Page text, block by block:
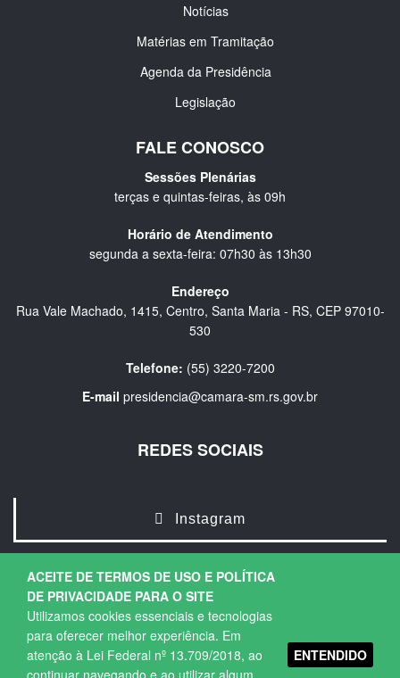
ACEITE DE TERMOS DE USO E POLÍTICA
DE PRIVACIDADE PARA O SITE
Utilizamos cookies essenciais e tecnologias
para oferecer melhor experiência. Em
atenção à Lei Federal nº 13.709/2018, ao
continuar navegando e ao utilizar algum
ENTENDIDO
Notícias
Matérias em Tramitação
Agenda da Presidência
Legislação
FALE CONOSCO
Sessões Plenárias
terças e quintas-feiras, às 09h
Horário de Atendimento
segunda a sexta-feira: 07h30 às 13h30
Endereço
Rua Vale Machado, 1415, Centro, Santa Maria - RS, CEP 97010-
530
Telefone: (55) 3220-7200
E-mail presidencia@camara-sm.rs.gov.br
REDES SOCIAIS
Instagram
Copyright © 2026. Todos os direitos Reservados.